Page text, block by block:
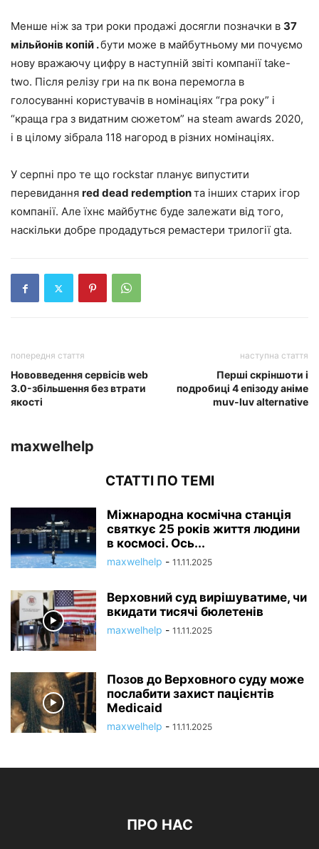
Менше ніж за три роки продажі досягли позначки в 37
мільйонів копій .бути може в майбутньому ми почуємо
нову вражаючу цифру в наступній звіті компанії take-
two. Після релізу гри на пк вона перемогла в
голосуванні користувачів в номінаціях “гра року” і
“краща гра з видатним сюжетом” на steam awards 2020,
і в цілому зібрала 118 нагород в різних номінаціях.
У серпні про те що rockstar планує випустити
перевидання red dead redemptionта інших старих ігор
компанії. Але їхнє майбутнє буде залежати від того,
наскільки добре продадуться ремастери трилогії gta.
попередня стаття
Нововведення сервісів web
3.0-збільшення без втрати
якості
наступна стаття
Перші скріншоти і
подробиці 4 епізоду аніме
muv-luv alternative
maxwelhelp
СТАТТІ ПО ТЕМІ
Міжнародна космічна станція
святкує 25 років життя людини
в космосі. Ось...
maxwelhelp - 11.11.2025
Верховний суд вирішуватиме, чи
вкидати тисячі бюлетенів
maxwelhelp - 11.11.2025
Позов до Верховного суду може
послабити захист пацієнтів
Medicaid
maxwelhelp - 11.11.2025
ПРО НАС